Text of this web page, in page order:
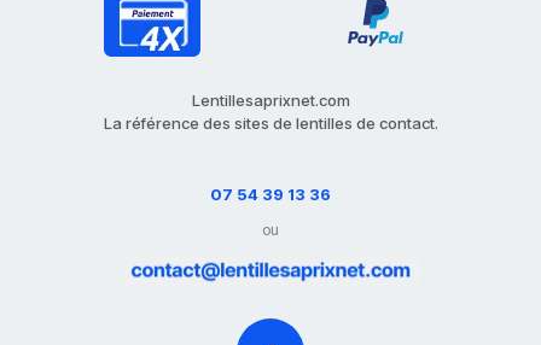
Lentillesaprixnet.com
La référence des sites de lentilles de contact.
07 54 39 13 36
ou